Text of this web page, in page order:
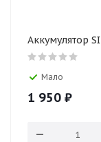
Аккумулятор
Мало
1 950 ₽